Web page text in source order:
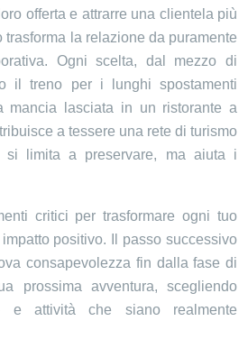
offerta e attrarre una clientela più
trasforma la relazione da puramente
Ogni scelta, dal mezzo di
il treno per i lunghi spostamenti
mancia lasciata in un ristorante a
a tessere una rete di turismo
si limita a preservare, ma aiuta i
critici per trasformare ogni tuo
positivo. Il passo successivo
consapevolezza fin dalla fase di
prossima avventura, scegliendo
e attività che siano realmente